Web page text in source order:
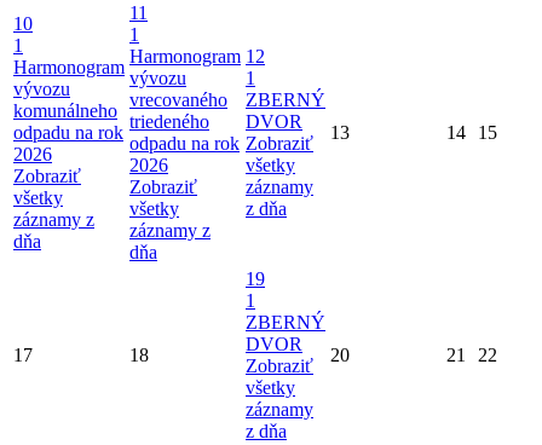
10
1
Harmonogram
vývozu
komunálneho
odpadu na rok
2026
Zobraziť
všetky
záznamy z
dňa
11
1
Harmonogram
vývozu
vrecovaného
triedeného
odpadu na rok
2026
Zobraziť
všetky
záznamy z
dňa
12
1
ZBERNÝ
DVOR
Zobraziť
všetky
záznamy
z dňa
13 14 15
17 18
19
1
ZBERNÝ
DVOR
Zobraziť
všetky
záznamy
z dňa
20 21 22